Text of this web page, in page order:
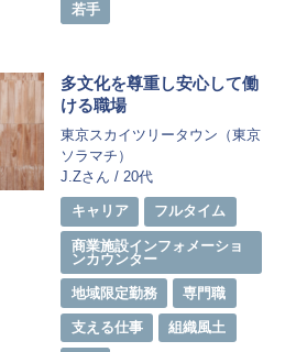
若手
多文化を尊重し安心して働
ける職場
東京スカイツリータウン（東京
ソラマチ）
J.Zさん / 20代
キャリア フルタイム
商業施設インフォメーショ
ンカウンター
地域限定勤務 専門職
支える仕事 組織風土